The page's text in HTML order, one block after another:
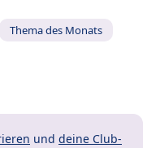
Thema des Monats
und deine Club-